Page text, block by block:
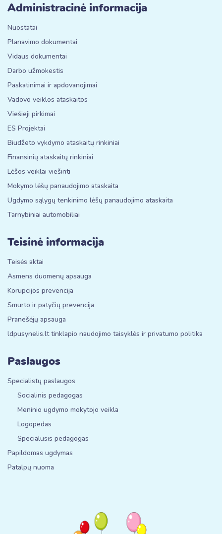
Administracinė informacija
Nuostatai
Planavimo dokumentai
Vidaus dokumentai
Darbo užmokestis
Paskatinimai ir apdovanojimai
Vadovo veiklos ataskaitos
Viešieji pirkimai
ES Projektai
Biudžeto vykdymo ataskaitų rinkiniai
Finansinių ataskaitų rinkiniai
Lėšos veiklai viešinti
Mokymo lėšų panaudojimo ataskaita
Ugdymo sąlygų tenkinimo lėšų panaudojimo ataskaita
Tarnybiniai automobiliai
Teisinė informacija
Teisės aktai
Asmens duomenų apsauga
Korupcijos prevencija
Smurto ir patyčių prevencija
Pranešėjų apsauga
ldpusynelis.lt tinklapio naudojimo taisyklės ir privatumo politika
Paslaugos
Specialistų paslaugos
Socialinis pedagogas
Meninio ugdymo mokytojo veikla
Logopedas
Specialusis pedagogas
Papildomas ugdymas
Patalpų nuoma